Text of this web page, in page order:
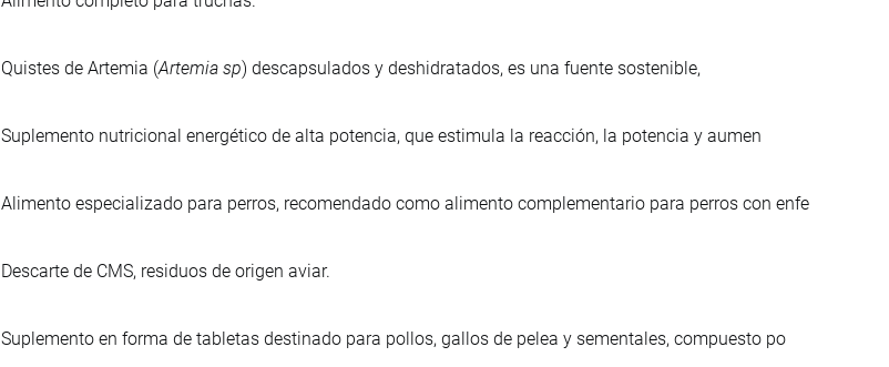
Quistes de Artemia (Artemia sp) descapsulados y deshidratados, es una fuente sostenible,
Suplemento nutricional energético de alta potencia, que estimula la reacción, la potencia y aumen
Alimento especializado para perros, recomendado como alimento complementario para perros con enfe
Descarte de CMS, residuos de origen aviar.
Suplemento en forma de tabletas destinado para pollos, gallos de pelea y sementales, compuesto po